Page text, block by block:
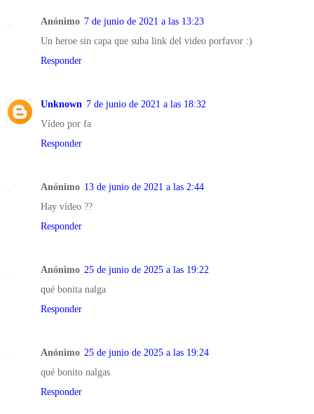
Anónimo 7 de junio de 2021 a las 13:23
Un heroe sin capa que suba link del video porfavor :)
Responder
Unknown 7 de junio de 2021 a las 18:32
Vídeo por fa
Responder
Anónimo 13 de junio de 2021 a las 2:44
Hay vídeo ??
Responder
Anónimo 25 de junio de 2025 a las 19:22
qué bonita nalga
Responder
Anónimo 25 de junio de 2025 a las 19:24
qué bonito nalgas
Responder